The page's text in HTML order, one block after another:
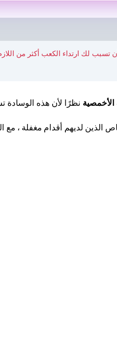
تسبب لك ارتداء الكعب أكثر من
نظرًا لأن هذه الوسادة
الذين لديهم أقدام مغفلة ، مع